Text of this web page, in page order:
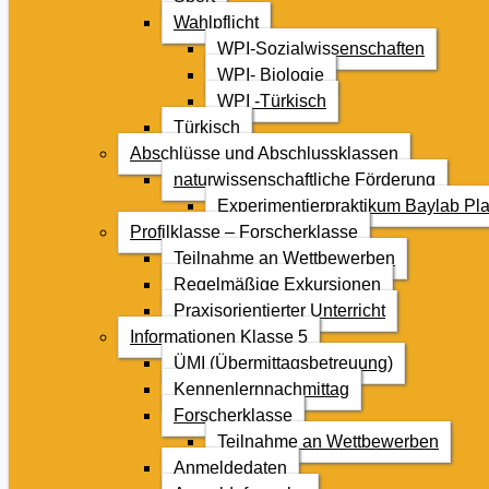
Wahlpflicht
WPI-Sozialwissenschaften
WPI- Biologie
WPI -Türkisch
Türkisch
Abschlüsse und Abschlussklassen
naturwissenschaftliche Förderung
Experimentierpraktikum Baylab
Profilklasse – Forscherklasse
Teilnahme an Wettbewerben
Regelmäßige Exkursionen
Praxisorientierter Unterricht
Informationen Klasse 5
ÜMI (Übermittagsbetreuung)
Kennenlernnachmittag
Forscherklasse
Teilnahme an Wettbewerben
Anmeldedaten